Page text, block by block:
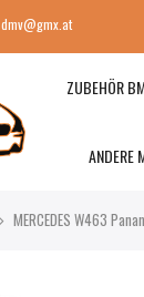
dmv@gmx.at
ZUBEHÖR
ANDERE
MERCEDES W463